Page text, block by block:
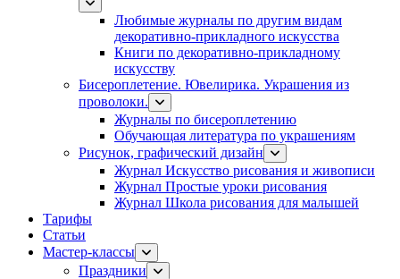
Любимые журналы по другим видам
декоративно-прикладного искусства
Книги по декоративно-прикладному
искусству
Бисероплетение. Ювелирика. Украшения из
проволоки.
Журналы по бисероплетению
Обучающая литература по украшениям
Рисунок, графический дизайн
Журнал Искусство рисования и живописи
Журнал Простые уроки рисования
Журнал Школа рисования для малышей
Тарифы
Статьи
Мастер-классы
Праздники